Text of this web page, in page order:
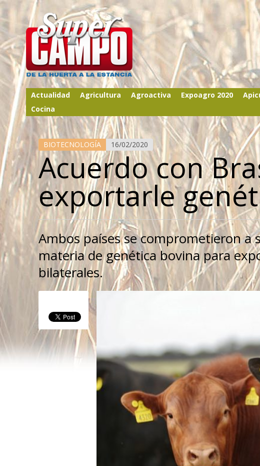
Actualidad Agricultura Agroactiva Expoagro 2020
Cocina
BIOTECNOLOGÍA 16/02/2020
Acuerdo con
exportarle
Ambos países se comprometieron
materia de genética bovina para
bilaterales.